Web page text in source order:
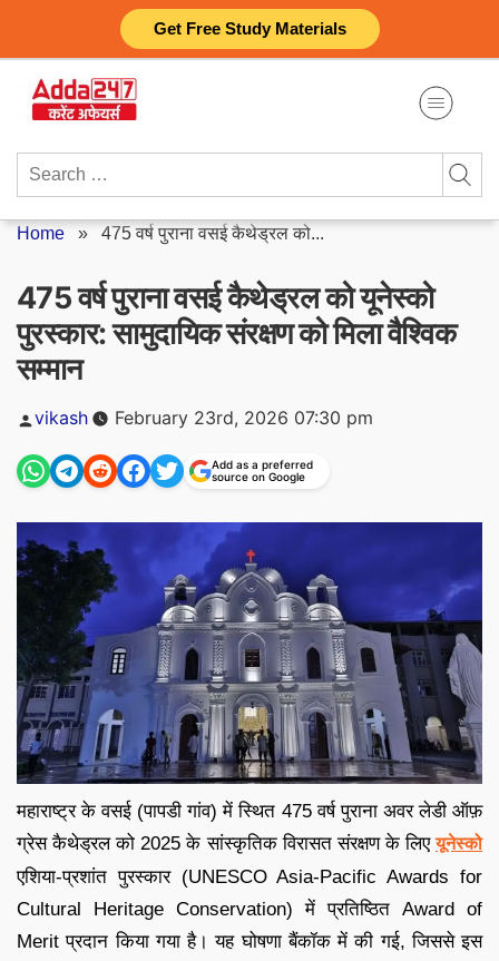
Get Free Study Materials
content
Search
Home » 475 वर्ष पुराना वसई कैथेड्रल को...
475 वर्ष पुराना वसई कैथेड्रल को यूनेस्को
पुरस्कार: सामुदायिक संरक्षण को मिला वैश्विक
सम्मान
Posted
vikash February 23rd, 2026 07:30 pm
Add as a preferred
source on Google
महाराष्ट्र के वसई (पापडी गांव) में स्थित 475 वर्ष पुराना अवर लेडी ऑफ़
ग्रेस कैथेड्रल को 2025 के सांस्कृतिक विरासत संरक्षण के लिएयूनेस्को
एशिया-प्रशांत पुरस्कार (UNESCO Asia-Pacific Awards for
Cultural Heritage Conservation) में प्रतिष्ठित Award of
Merit प्रदान किया गया है। यह घोषणा बैंकॉक में की गई, जिससे इस